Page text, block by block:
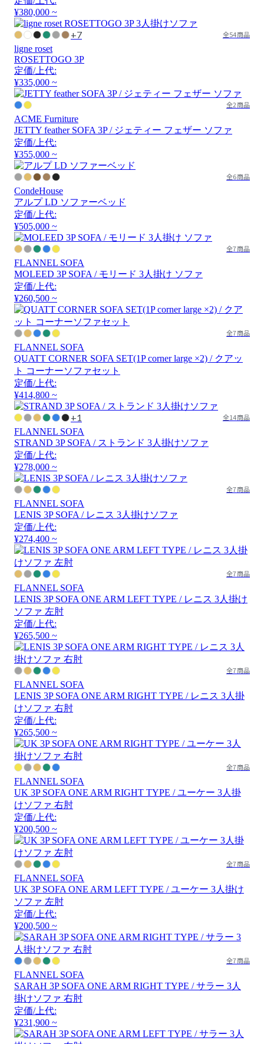
¥380,000 ~
+7 全54商品
ligne roset
ROSETTOGO 3P
定価/上代:
¥335,000 ~
全2商品
ACME Furniture
JETTY feather SOFA 3P / ジェティー フェザー ソファ
定価/上代:
¥355,000 ~
全6商品
CondeHouse
アルプ LD ソファーベッド
定価/上代:
¥505,000 ~
全7商品
FLANNEL SOFA
MOLEED 3P SOFA / モリード 3人掛け ソファ
定価/上代:
¥260,500 ~
全7商品
FLANNEL SOFA
QUATT CORNER SOFA SET(1P corner large ×2) / クアッ
ト コーナーソファセット
定価/上代:
¥414,800 ~
+1 全14商品
FLANNEL SOFA
STRAND 3P SOFA / ストランド 3人掛けソファ
定価/上代:
¥278,000 ~
全7商品
FLANNEL SOFA
LENIS 3P SOFA / レニス 3人掛けソファ
定価/上代:
¥274,400 ~
全7商品
FLANNEL SOFA
LENIS 3P SOFA ONE ARM LEFT TYPE / レニス 3人掛け
ソファ 左肘
定価/上代:
¥265,500 ~
全7商品
FLANNEL SOFA
LENIS 3P SOFA ONE ARM RIGHT TYPE / レニス 3人掛
けソファ 右肘
定価/上代:
¥265,500 ~
全7商品
FLANNEL SOFA
UK 3P SOFA ONE ARM RIGHT TYPE / ユーケー 3人掛
けソファ 右肘
定価/上代:
¥200,500 ~
全7商品
FLANNEL SOFA
UK 3P SOFA ONE ARM LEFT TYPE / ユーケー 3人掛け
ソファ 左肘
定価/上代:
¥200,500 ~
全7商品
FLANNEL SOFA
SARAH 3P SOFA ONE ARM RIGHT TYPE / サラー 3人
掛けソファ 右肘
定価/上代:
¥231,900 ~